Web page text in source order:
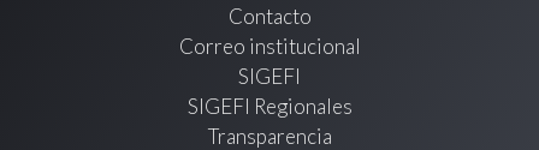
Contacto
Correo institucional
SIGEFI
SIGEFI Regionales
Transparencia